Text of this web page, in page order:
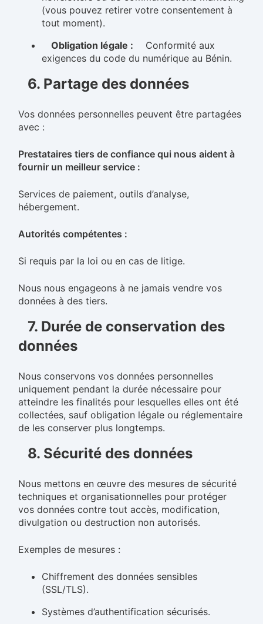
(vous pouvez retirer votre consentement à
tout moment).
Obligation légale :
Conformité aux
exigences du code du numérique au Bénin.
6. Partage des données
Vos données personnelles peuvent être partagées
avec :
Prestataires tiers de confiance qui nous aident à
fournir un meilleur service :
Services de paiement, outils d’analyse,
hébergement.
Autorités compétentes :
Si requis par la loi ou en cas de litige.
Nous nous engageons à ne jamais vendre vos
données à des tiers.
7. Durée de conservation des
données
Nous conservons vos données personnelles
uniquement pendant la durée nécessaire pour
atteindre les finalités pour lesquelles elles ont été
collectées, sauf obligation légale ou réglementaire
de les conserver plus longtemps.
8. Sécurité des données
Nous mettons en œuvre des mesures de sécurité
techniques et organisationnelles pour protéger
vos données contre tout accès, modification,
divulgation ou destruction non autorisés.
Exemples de mesures :
Chiffrement des données sensibles
(SSL/TLS).
Systèmes d’authentification sécurisés.